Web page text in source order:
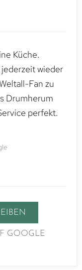
Küche.
wieder
Fan zu
Drumherum
perfekt.
GOOGLE